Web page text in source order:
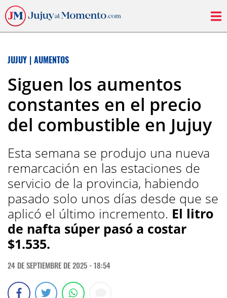
JUJUY | AUMENTOS
Siguen los aumentos
constantes en el precio
del combustible en Jujuy
Esta semana se produjo una nueva
remarcación en las estaciones de
servicio de la provincia, habiendo
pasado solo unos días desde que se
aplicó el último incremento. El litro
de nafta súper pasó a costar
$1.535.
24 DE SEPTIEMBRE DE 2025 - 18:54